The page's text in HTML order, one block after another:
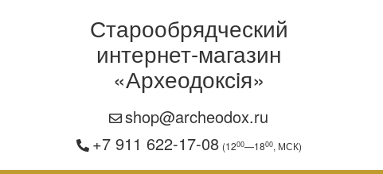
Старообрядческий
интернет-магазин
«Археодоксiя»
shop@archeodox.ru
+7 911 622-17-08 (1200—1800, МСК)